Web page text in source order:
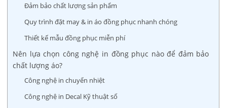
Đảm bảo chất lượng sản phẩm
Quy trình đặt may & in áo đồng phục nhanh chóng
Thiết kế mẫu đồng phục miễn phí
Nên lựa chọn công nghệ in đồng phục nào để đảm bảo
chất lượng áo?
Công nghệ in chuyển nhiệt
Công nghệ in Decal Kỹ thuật số